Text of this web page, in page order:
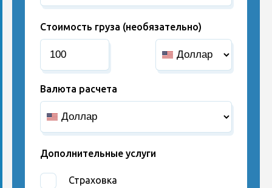
Стоимость груза (необязательно)
Валюта расчета
Дополнительные услуги
Страховка